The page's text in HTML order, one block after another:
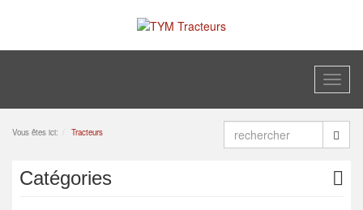
Vous êtes ici: Tracteurs
Catégories